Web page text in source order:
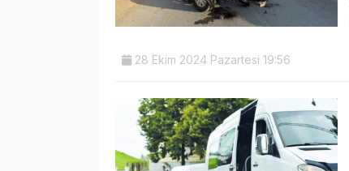
28 Ekim 2024 Pazartesi 19:56